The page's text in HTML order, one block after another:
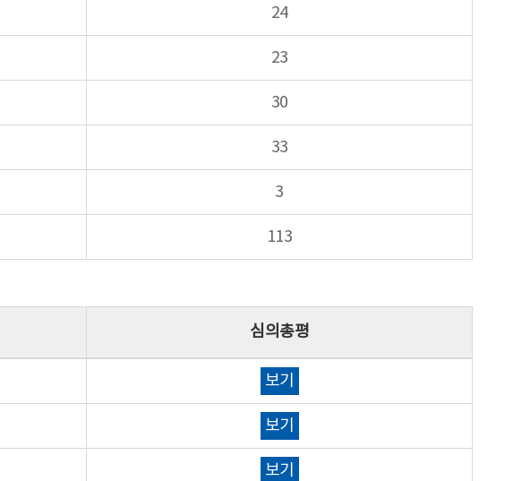
24
23
30
33
3
113
심의총평
보기
보기
보기